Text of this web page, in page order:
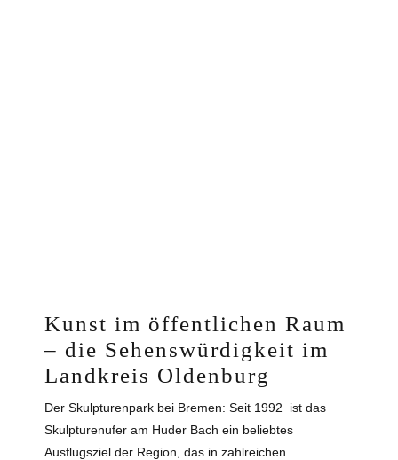
Kunst im öffentlichen Raum
– die Sehenswürdigkeit im
Landkreis Oldenburg
Der Skulpturenpark bei Bremen: Seit 1992 ist das
Skulpturenufer am Huder Bach ein beliebtes
Ausflugsziel der Region, das in zahlreichen